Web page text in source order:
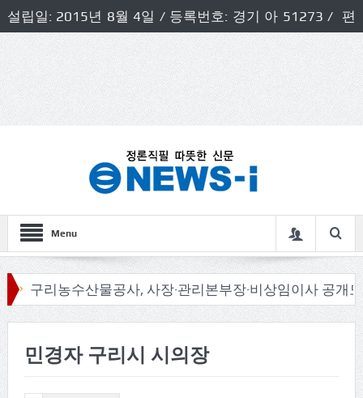
설립일: 2015년 8월 4일 / 등록번호: 경기 아 51273 / 편
집인 및 발행인: 허득천 / 개인정보책임자 및 청소년보호호
책임자: 최상규
Menu
구리농수산물공사, 사장·관리본부장·비상임이사 공개모집
민경자 구리시 시의장